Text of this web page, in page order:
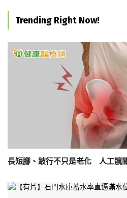
Trending Right Now!
長短腳、跛行不只是老化 人工髖